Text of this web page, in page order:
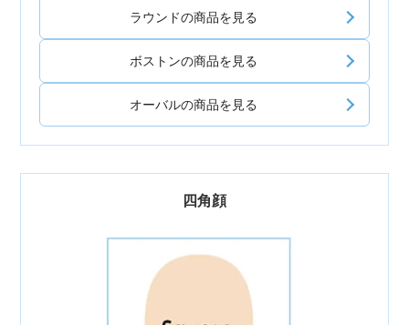
ラウンドの商品を見る
ボストンの商品を見る
オーバルの商品を見る
四角顔